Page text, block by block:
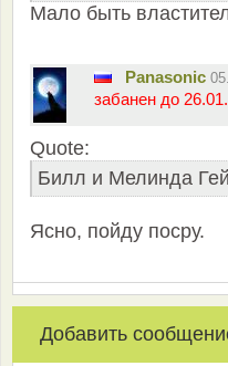
Мало быть
Panasonic
забанен до
Quote:
Билл и Мелинда
Ясно, пойду посру.
Добавить